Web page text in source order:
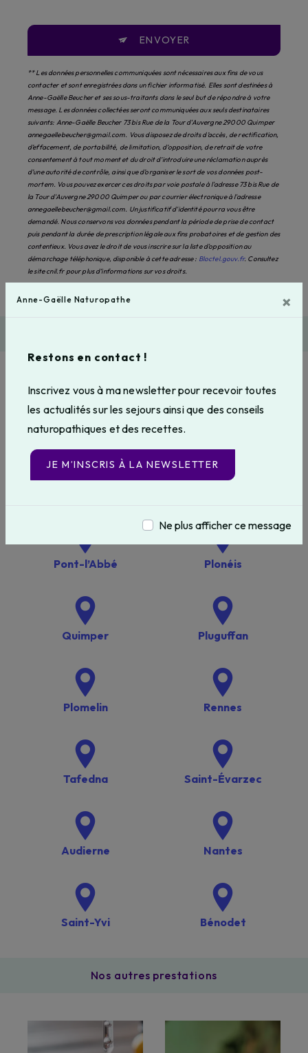
Anne-Gaëlle Naturopathe ×
Restons en contact !
Inscrivez vous à ma newsletter pour recevoir toutes
les actualités sur les sejours ainsi que des conseils
naturopathiques et des recettes.
JE M’INSCRIS À LA NEWSLETTER
Ne plus afficher ce message
ENVOYER
** Les données personnelles communiquées sont nécessaires aux fins de vous
contacter et sont enregistrées dans un fichier informatisé. Elles sont destinées à
Anne-Gaëlle Beucher et ses sous-traitants dans le seul but de répondre à votre
message. Les données collectées seront communiquées aux seuls destinataires
suivants: Anne-Gaëlle Beucher 73 bis Rue de la Tour d'Auvergne 29000 Quimper
annegaellebeucher@gmail.com. Vous disposez de droits d’accès, de rectification,
d’effacement, de portabilité, de limitation, d’opposition, de retrait de votre
consentement à tout moment et du droit d’introduire une réclamation auprès
d’une autorité de contrôle, ainsi que d’organiser le sort de vos données post-
mortem. Vous pouvez exercer ces droits par voie postale à l'adresse 73 bis Rue de
la Tour d'Auvergne 29000 Quimper ou par courrier électronique à l'adresse
annegaellebeucher@gmail.com. Un justificatif d'identité pourra vous être
demandé. Nous conservons vos données pendant la période de prise de contact
puis pendant la durée de prescription légale aux fins probatoires et de gestion des
contentieux. Vous avez le droit de vous inscrire sur la liste d'opposition au
démarchage téléphonique, disponible à cette adresse : Bloctel.gouv.fr. Consultez
le site cnil.fr pour plus d’informations sur vos droits.
Pont-l’Abbé Plonéis
Quimper Pluguffan
Plomelin Rennes
Tafedna Saint-Évarzec
Audierne Nantes
Saint-Yvi Bénodet
Nos autres prestations